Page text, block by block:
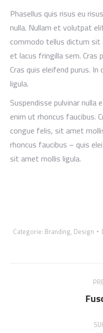
Phasellus quis risus eu
nulla. Nullam et volutpat
commodo tellus dictum sit
et lacus fringilla sem. Cras
Cras quis eleifend purus.
ligula.
Suspendisse pulvinar nulla
enim ut rhoncus faucibus.
congue felis, sit amet
rhoncus faucibus – quis
sit amet mollis ligula.
Categorie: Branding, Design